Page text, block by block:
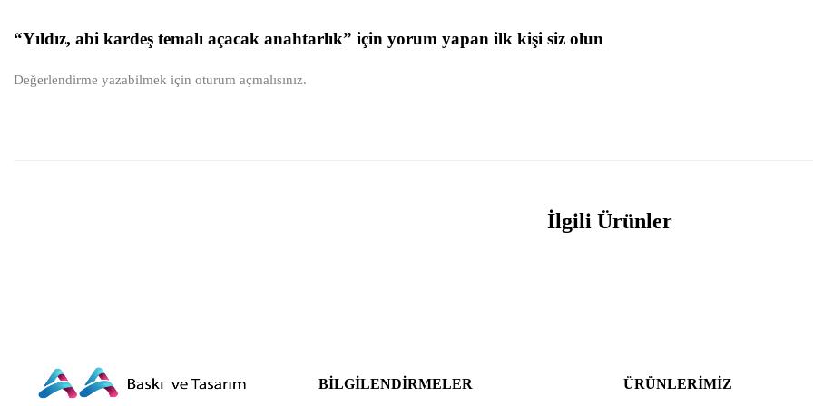
“Yıldız, abi kardeş temalı açacak anahtarlık” için yorum yapan ilk kişi siz olun
Değerlendirme yazabilmek için oturum açmalısınız.
İlgili Ürünler
BILGILENDIRMELER ÜRÜNLERIMIZ